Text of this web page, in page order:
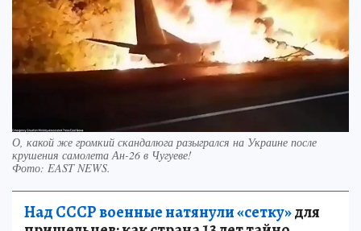
О, какой же громкий скандалюга разыгрался на Украине после
крушения самолета Ан-26 в Чугуеве!
Фото: EAST NEWS.
Над СССР военные натянули «сетку»для